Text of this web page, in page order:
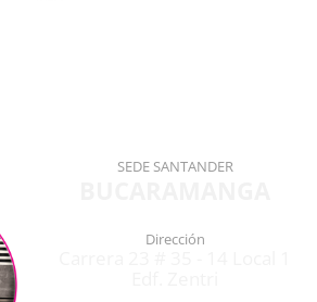
SEDE SANTANDER
Dirección